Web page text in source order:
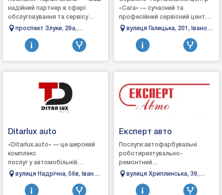
надійний партнер в сфері
обслуговування та сервісу
автомобілів!Наші фахівці
поліруванн...
проспект Злуки, 29а,
Тернопіль, Тернопільська
область
«Сага» — сучасний та
професійний сервісний центр,
де знають, вміють і можуть
усунути р...
вулиця Галицька, 201, Івано-
Франківськ, Івано-
Франківська область
Ditarlux auto
«Ditarlux.auto» — це широкий
комплекс
послуг у автомобільній
сфері.Ми пропонуємо якісні
продаж, обслуговування та ...
вулиця Надрічна, 56в, Івано-
Франківськ, Івано-
Франківська область
Експерт авто
Послуги:автофарбувальні
роботирихтувально-
ремонтний
цехавтоэлектрикремонт
автомобіляавтомийказамовлення
вулиця Хриплинська, 39,
Івано-Франківськ, Івано-
Франківська область